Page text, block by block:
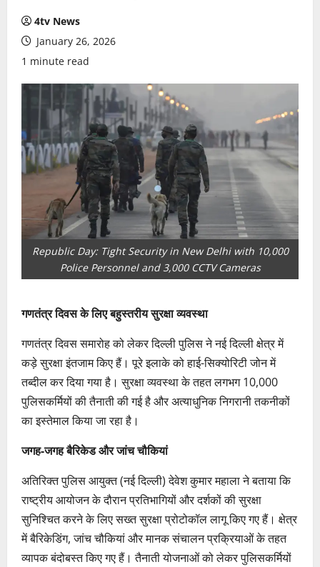
4tv News
January 26, 2026
1 minute read
Republic Day: Tight Security in New Delhi with 10,000
Police Personnel and 3,000 CCTV Cameras
गणतंत्र दिवस के लिए बहुस्तरीय सुरक्षा व्यवस्था
गणतंत्र दिवस समारोह को लेकर दिल्ली पुलिस ने नई दिल्ली क्षेत्र में
कड़े सुरक्षा इंतजाम किए हैं। पूरे इलाके को हाई-सिक्योरिटी जोन में
तब्दील कर दिया गया है। सुरक्षा व्यवस्था के तहत लगभग 10,000
पुलिसकर्मियों की तैनाती की गई है और अत्याधुनिक निगरानी तकनीकों
का इस्तेमाल किया जा रहा है।
जगह-जगह बैरिकेड और जांच चौकियां
अतिरिक्त पुलिस आयुक्त (नई दिल्ली) देवेश कुमार महाला ने बताया कि
राष्ट्रीय आयोजन के दौरान प्रतिभागियों और दर्शकों की सुरक्षा
सुनिश्चित करने के लिए सख्त सुरक्षा प्रोटोकॉल लागू किए गए हैं। क्षेत्र
में बैरिकेडिंग, जांच चौकियां और मानक संचालन प्रक्रियाओं के तहत
व्यापक बंदोबस्त किए गए हैं। तैनाती योजनाओं को लेकर पुलिसकर्मियों